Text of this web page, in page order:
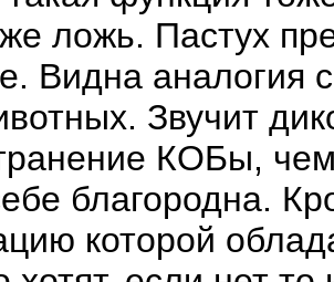
ложь. Пастух
Видна аналогия
Звучит
КОБы,
благородна.
которой